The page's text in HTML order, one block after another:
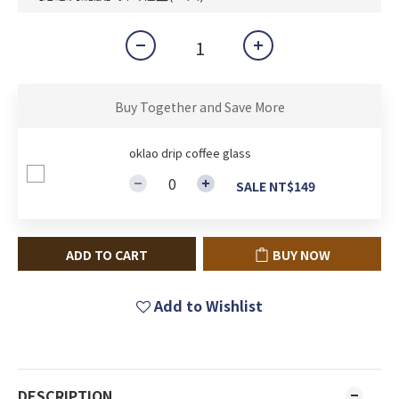
Buy Together and Save More
oklao drip coffee glass
SALE NT$149
ADD TO CART BUY NOW
Add to Wishlist